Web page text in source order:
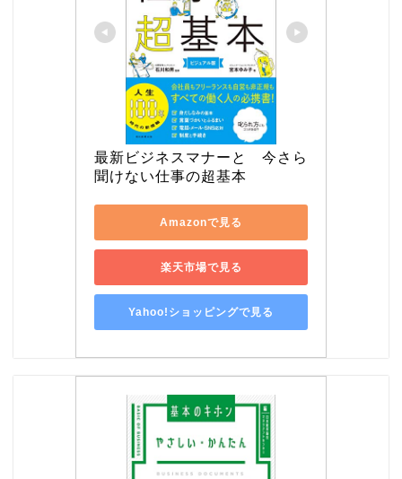
最新ビジネスマナーと　今さら
聞けない仕事の超基本
Amazonで見る
楽天市場で見る
Yahoo!ショッピングで見る